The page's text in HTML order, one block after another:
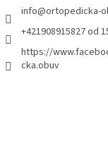
info@ortopedicka-
+421908915827 od
https://
cka.obuv